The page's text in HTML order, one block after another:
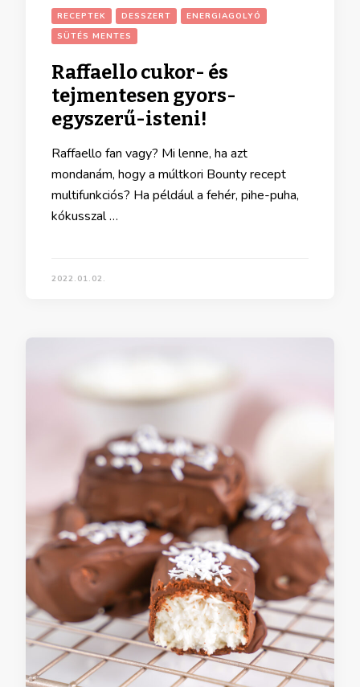
RECEPTEK DESSZERT
ENERGIAGOLYÓ
SÜTÉS MENTES
Raffaello cukor- és
tejmentesen gyors-
egyszerű-isteni!
Raffaello fan vagy? Mi lenne, ha azt
mondanám, hogy a múltkori Bounty recept
multifunkciós? Ha például a fehér, pihe-puha,
kókusszal …
2022.01.02.